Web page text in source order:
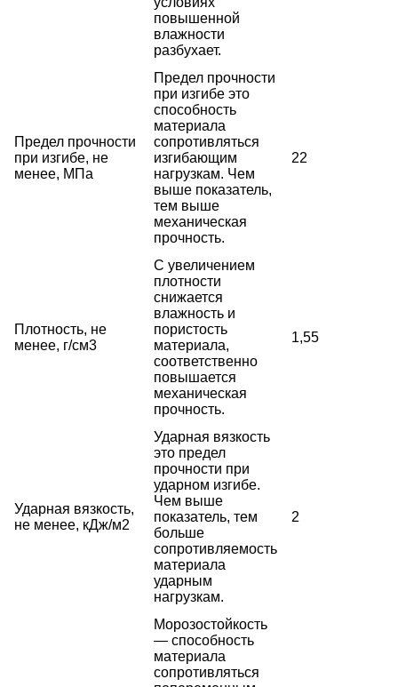
повышенной
влажности
разбухает.
Предел прочности
при изгибе, не
менее, МПа
Предел прочности
при изгибе это
способность
материала
сопротивляться
изгибающим
нагрузкам. Чем
выше показатель,
тем выше
механическая
прочность.
22
Плотность, не
менее, г/см3
С увеличением
плотности
снижается
влажность и
пористость
материала,
соответственно
повышается
механическая
прочность.
1,55
Ударная вязкость,
не менее, кДж/м2
Ударная вязкость
это предел
прочности при
ударном изгибе.
Чем выше
показатель, тем
больше
сопротивляемость
материала
ударным
нагрузкам.
2
Морозостойкость
— способность
материала
сопротивляться